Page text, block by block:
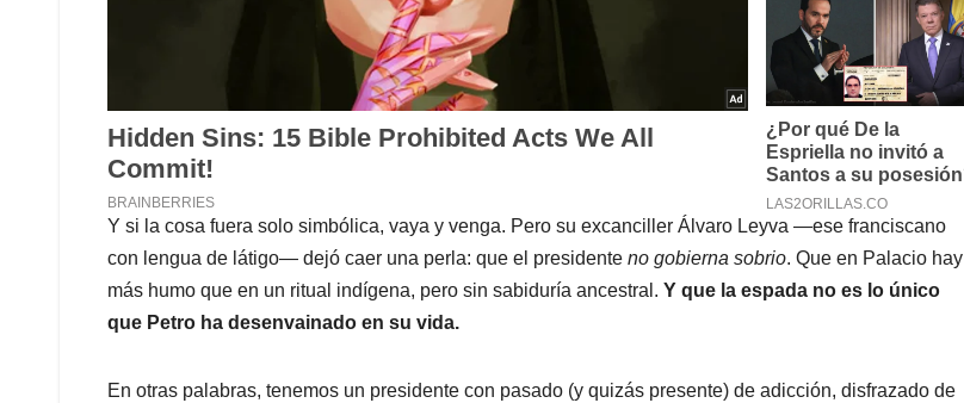
Y si la cosa fuera solo simbólica, vaya y venga. Pero su excanciller Álvaro Leyva —ese franciscano
con lengua de látigo— dejó caer una perla: que el presidente no gobierna sobrio. Que en Palacio hay
más humo que en un ritual indígena, pero sin sabiduría ancestral. Y que la espada no es lo único
que Petro ha desenvainado en su vida.
En otras palabras, tenemos un presidente con pasado (y quizás presente) de adicción, disfrazado de